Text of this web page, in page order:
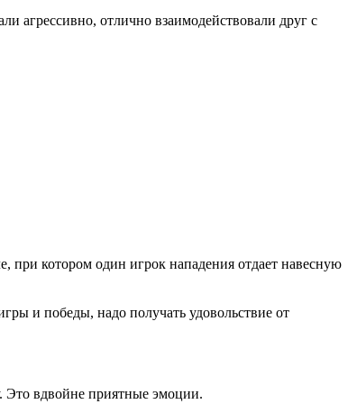
агрессивно, отлично взаимодействовали друг с
котором один игрок нападения отдает навесную
и победы, надо получать удовольствие от
вдвойне приятные эмоции.